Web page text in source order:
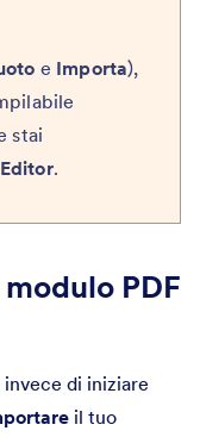
e Importa),
stai
.
PDF
di iniziare
il tuo